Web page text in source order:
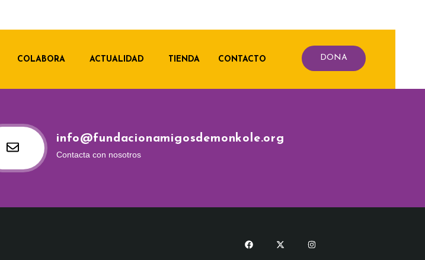
COLABORA ACTUALIDAD TIENDA CONTACTO DONA
info@fundacionamigosdemonkole.org
Contacta con nosotros